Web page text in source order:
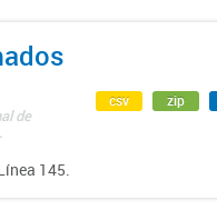
de
145.
csv zip